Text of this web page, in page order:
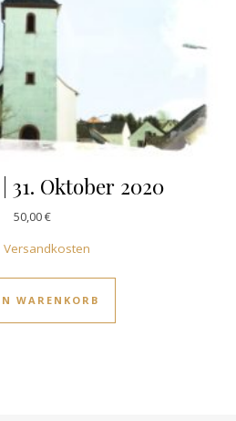
Oktober 2020
50,00€
Versandkosten
WARENKORB